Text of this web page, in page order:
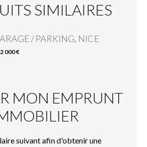
SIMILAIRES
/ PARKING, NICE
000 €
MON EMPRUNT
suivant afin d'obtenir une